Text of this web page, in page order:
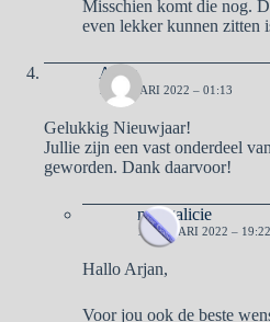
Misschien komt die nog.
even lekker kunnen zitten
Arjan
1 JANUARI 2022 – 01:13
Gelukkig Nieuwjaar!
Jullie zijn een vast onderdeel
geworden. Dank daarvoor!
naargalicie
1 JANUARI 2022 – 19:22
Hallo Arjan,
Voor jou ook de beste